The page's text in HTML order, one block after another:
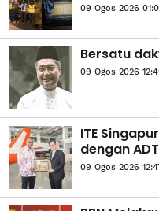
09 Ogos 2026
Bersatu
09 Ogos 2026
ITE
dengan
09 Ogos 2026